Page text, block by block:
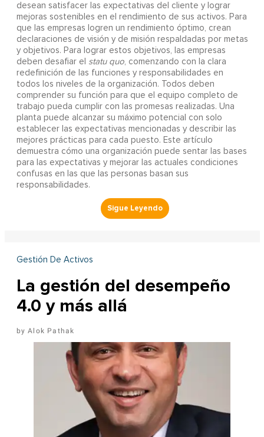
desean satisfacer las expectativas del cliente y lograr
mejoras sostenibles en el rendimiento de sus activos. Para
que las empresas logren un rendimiento óptimo, crean
declaraciones de visión y de misión respaldadas por metas
y objetivos. Para lograr estos objetivos, las empresas
deben desafiar el statu quo, comenzando con la clara
redefinición de las funciones y responsabilidades en
todos los niveles de la organización. Todos deben
comprender su función para que el equipo completo de
trabajo pueda cumplir con las promesas realizadas. Una
planta puede alcanzar su máximo potencial con solo
establecer las expectativas mencionadas y describir las
mejores prácticas para cada puesto. Este artículo
demuestra cómo una organización puede sentar las bases
para las expectativas y mejorar las actuales condiciones
confusas en las que las personas basan sus
responsabilidades.
Gestión De Activos
La gestión del desempeño
4.0 y más allá
Alok Pathak